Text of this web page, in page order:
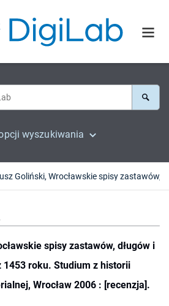
wyszukiwania
spisy zastawów, długów i
roku. Studium z historii
Wrocław 2006 : [recenzja].